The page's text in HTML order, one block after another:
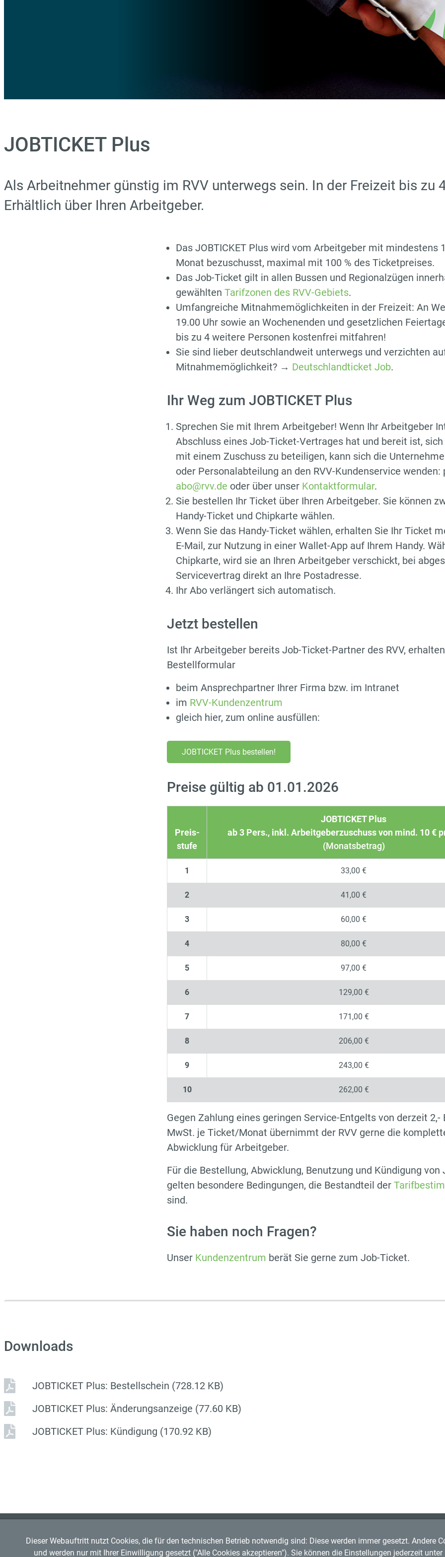
JOBTICKET Plus
Als Arbeitnehmer günstig im RVV unterwegs sein. In der Freizeit bis zu
Erhältlich über Ihren Arbeitgeber.
Das JOBTICKET Plus wird vom Arbeitgeber mit mindestens
Monat bezuschusst, maximal mit 100 % des Ticketpreises.
Das Job-Ticket gilt in allen Bussen und Regionalzügen
gewählten Tarifzonen des RVV-Gebiets.
Umfangreiche Mitnahmemöglichkeiten in der Freizeit: An
19.00 Uhr sowie an Wochenenden und gesetzlichen
bis zu 4 weitere Personen kostenfrei mitfahren!
Sie sind lieber deutschlandweit unterwegs und verzichten
Mitnahmemöglichkeit? → Deutschlandticket Job.
Ihr Weg zum JOBTICKET Plus
Sprechen Sie mit Ihrem Arbeitgeber! Wenn Ihr Arbeitgeber
Abschluss eines Job-Ticket-Vertrages hat und bereit ist,
mit einem Zuschuss zu beteiligen, kann sich die
oder Personalabteilung an den RVV-Kundenservice wenden:
abo@rvv.de oder über unser Kontaktformular.
Sie bestellen Ihr Ticket über Ihren Arbeitgeber. Sie können
Handy-Ticket und Chipkarte wählen.
Wenn Sie das Handy-Ticket wählen, erhalten Sie Ihr Ticket
E-Mail, zur Nutzung in einer Wallet-App auf Ihrem Handy.
Chipkarte, wird sie an Ihren Arbeitgeber verschickt, bei
Servicevertrag direkt an Ihre Postadresse.
Ihr Abo verlängert sich automatisch.
Jetzt bestellen
Ist Ihr Arbeitgeber bereits Job-Ticket-Partner des RVV,
Bestellformular
beim Ansprechpartner Ihrer Firma bzw. im Intranet
im RVV-Kundenzentrum
gleich hier, zum online ausfüllen:
JOBTICKET Plus bestellen!
Preise gültig ab 01.01.2026
Preis-
stufe
JOBTICKET Plus
ab 3 Pers., inkl. Arbeitgeberzuschuss von mind. 10 €
(Monatsbetrag)
1 33,00 €
2 41,00 €
3 60,00 €
4 80,00 €
5 97,00 €
6 129,00 €
7 171,00 €
8 206,00 €
9 243,00 €
10 262,00 €
Gegen Zahlung eines geringen Service-Entgelts von derzeit 2,-
MwSt. je Ticket/Monat übernimmt der RVV gerne die
Abwicklung für Arbeitgeber.
Für die Bestellung, Abwicklung, Benutzung und Kündigung von
gelten besondere Bedingungen, die Bestandteil der
sind.
Sie haben noch Fragen?
Unser Kundenzentrum berät Sie gerne zum Job-Ticket.
Downloads
JOBTICKET Plus: Bestellschein (728.12 KB)
JOBTICKET Plus: Änderungsanzeige (77.60 KB)
JOBTICKET Plus: Kündigung (170.92 KB)
Mitglied imVDV
Copyright © 2026 RVV
Hemauerstr. 1, 93047 Regensburg
Telefon: 0941 20495555
Dieser Webauftritt nutzt Cookies, die für den technischen Betrieb notwendig sind: Diese werden immer gesetzt. Andere
und werden nur mit Ihrer Einwilligung gesetzt ("Alle Cookies akzeptieren"). Sie können die Einstellungen jederzeit